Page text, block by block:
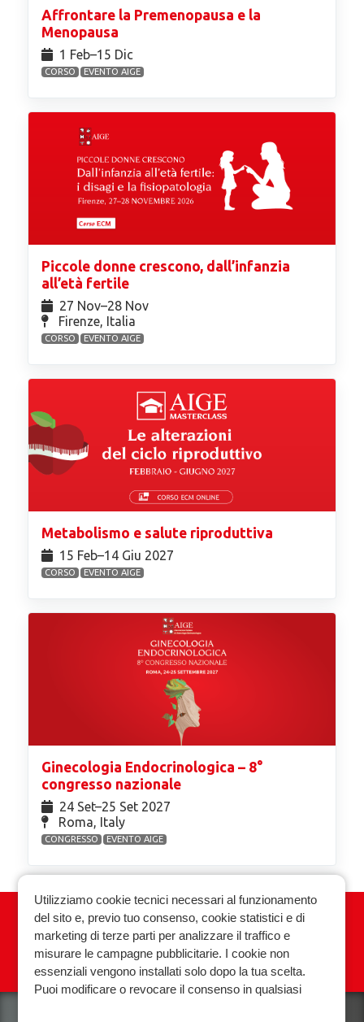
Affrontare la Premenopausa e la
Menopausa
1 Feb⁠–15 Dic
CORSO EVENTO AIGE
Piccole donne crescono, dall’infanzia
all’età fertile
27 Nov⁠–28 Nov
Firenze, Italia
CORSO EVENTO AIGE
Metabolismo e salute riproduttiva
15 Feb⁠–14 Giu 2027
CORSO EVENTO AIGE
Ginecologia Endocrinologica – 8°
congresso nazionale
24 Set⁠–25 Set 2027
Roma, Italy
CONGRESSO EVENTO AIGE
Associazione Italiana Ginecologia
Endocrinologica
Privacy policy Cookie policy
Utilizziamo cookie tecnici necessari al funzionamento
del sito e, previo tuo consenso, cookie statistici e di
marketing di terze parti per analizzare il traffico e
misurare le campagne pubblicitarie. I cookie non
essenziali vengono installati solo dopo la tua scelta.
Puoi modificare o revocare il consenso in qualsiasi